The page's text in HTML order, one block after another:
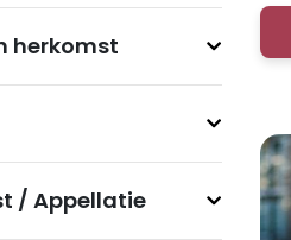
herkomst
/ Appellatie